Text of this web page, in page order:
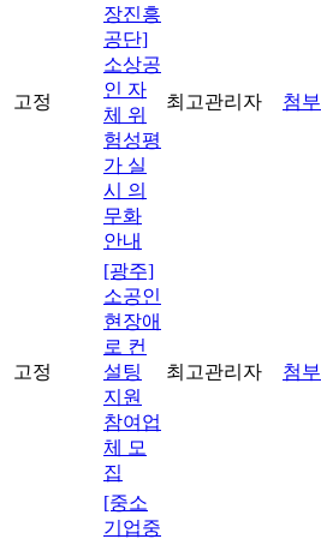
고정
장진흥
공단]
소상공
인 자
체 위
험성평
가 실
시 의
무화
안내
최고관리자 첨부
고정
[광주]
소공인
현장애
로 컨
설팅
지원
참여업
체 모
집
최고관리자 첨부
[중소
기업중